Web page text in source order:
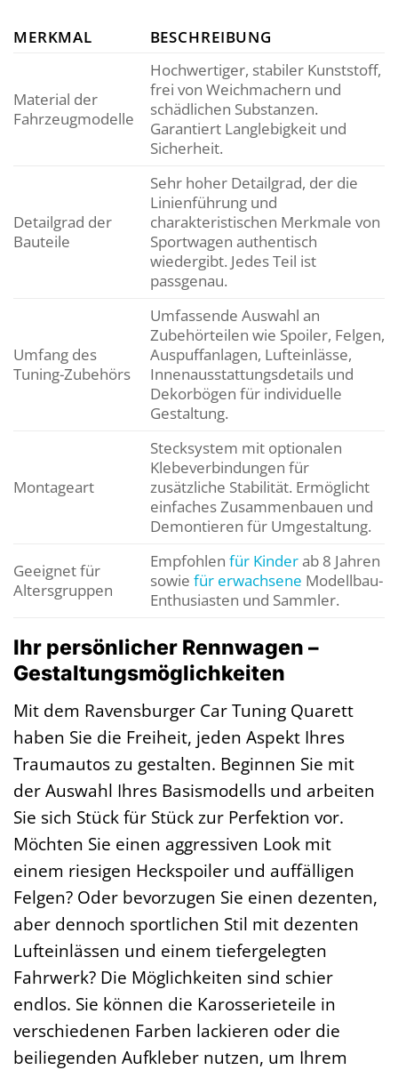
MERKMAL BESCHREIBUNG
Material der
Fahrzeugmodelle
Hochwertiger, stabiler Kunststoff,
frei von Weichmachern und
schädlichen Substanzen.
Garantiert Langlebigkeit und
Sicherheit.
Detailgrad der
Bauteile
Sehr hoher Detailgrad, der die
Linienführung und
charakteristischen Merkmale von
Sportwagen authentisch
wiedergibt. Jedes Teil ist
passgenau.
Umfang des
Tuning-Zubehörs
Umfassende Auswahl an
Zubehörteilen wie Spoiler, Felgen,
Auspuffanlagen, Lufteinlässe,
Innenausstattungsdetails und
Dekorbögen für individuelle
Gestaltung.
Montageart
Stecksystem mit optionalen
Klebeverbindungen für
zusätzliche Stabilität. Ermöglicht
einfaches Zusammenbauen und
Demontieren für Umgestaltung.
Geeignet für
Altersgruppen
Empfohlen für Kinderab 8 Jahren
sowie für erwachsene Modellbau-
Enthusiasten und Sammler.
Ihr persönlicher Rennwagen –
Gestaltungsmöglichkeiten
Mit dem Ravensburger Car Tuning Quarett
haben Sie die Freiheit, jeden Aspekt Ihres
Traumautos zu gestalten. Beginnen Sie mit
der Auswahl Ihres Basismodells und arbeiten
Sie sich Stück für Stück zur Perfektion vor.
Möchten Sie einen aggressiven Look mit
einem riesigen Heckspoiler und auffälligen
Felgen? Oder bevorzugen Sie einen dezenten,
aber dennoch sportlichen Stil mit dezenten
Lufteinlässen und einem tiefergelegten
Fahrwerk? Die Möglichkeiten sind schier
endlos. Sie können die Karosserieteile in
verschiedenen Farben lackieren oder die
beiliegenden Aufkleber nutzen, um Ihrem